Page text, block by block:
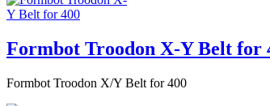
Formbot Troodon X-Y Belt for
Formbot Troodon X/Y Belt for 400